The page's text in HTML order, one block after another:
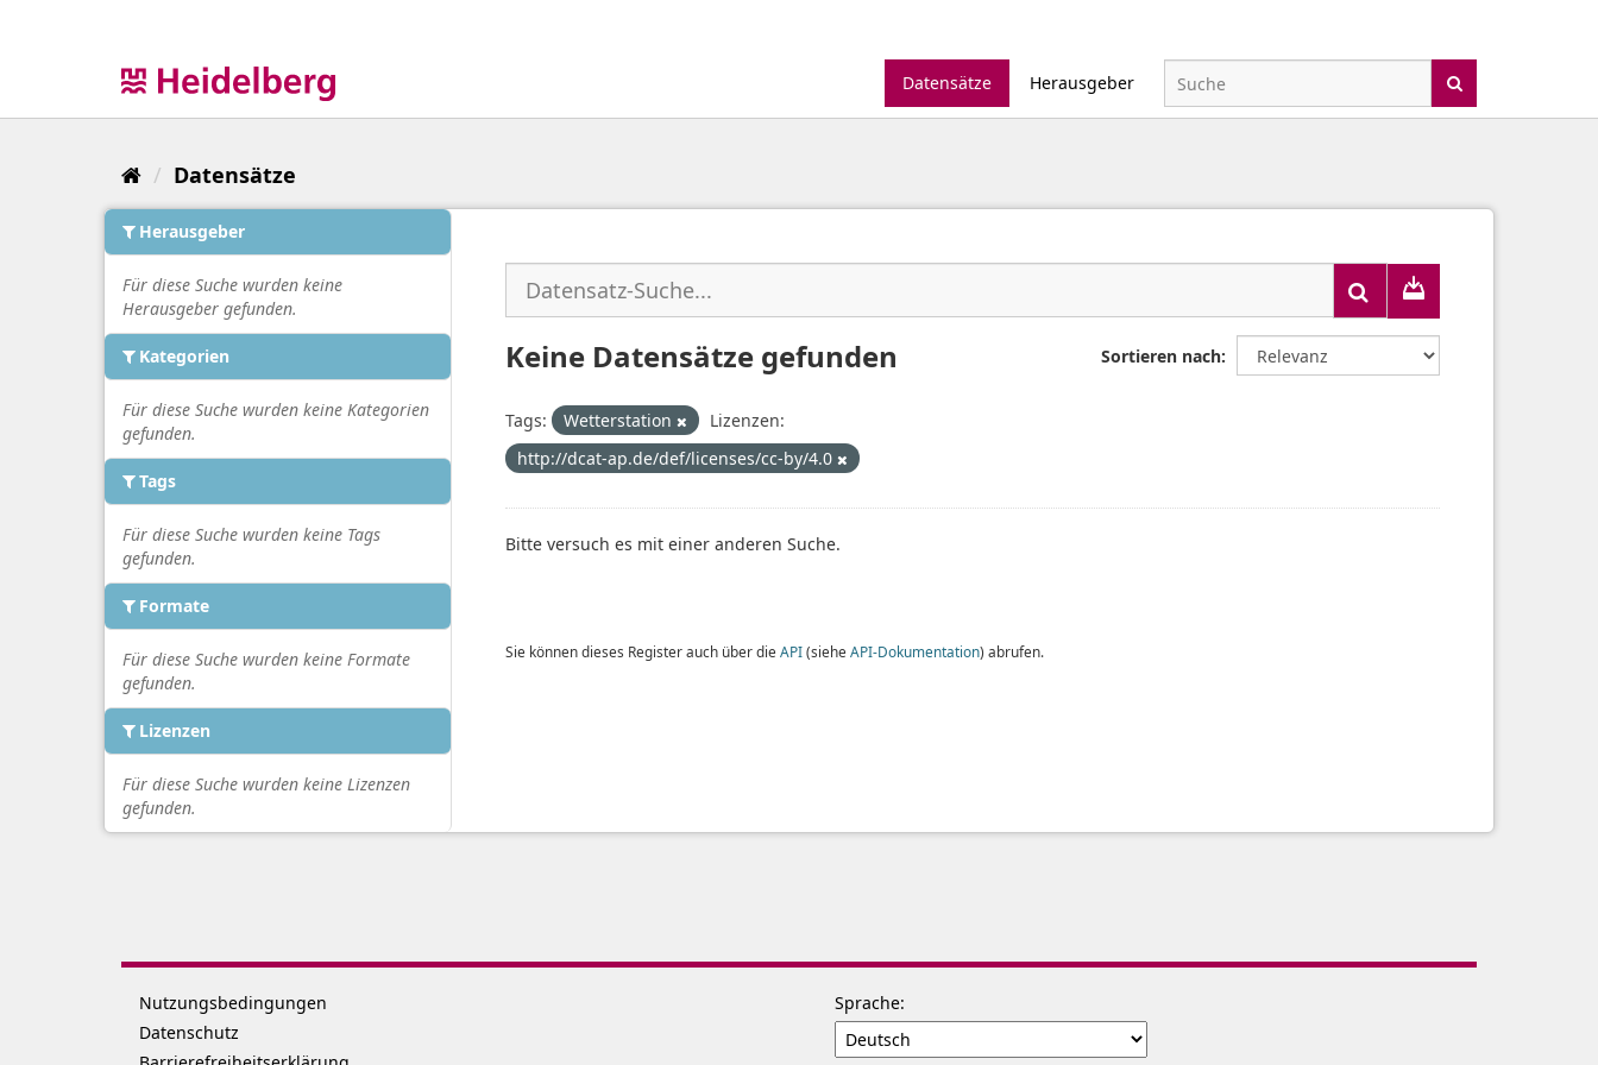
Datensätze
Herausgeber
Datensätze
Herausgeber
Für diese Suche wurden keine
Herausgeber gefunden.
Kategorien
Für diese Suche wurden keine Kategorien
gefunden.
Tags
Für diese Suche wurden keine Tags
gefunden.
Formate
Für diese Suche wurden keine Formate
gefunden.
Lizenzen
Für diese Suche wurden keine Lizenzen
gefunden.
Sortieren nach
Keine Datensätze gefunden
Tags: Wetterstation
Lizenzen:
http://dcat-ap.de/def/licenses/cc-by/4.0
Bitte versuch es mit einer anderen Suche.
Sie können dieses Register auch über die API(siehe API-Dokumentation) abrufen.
Nutzungsbedingungen
Datenschutz
Sprache